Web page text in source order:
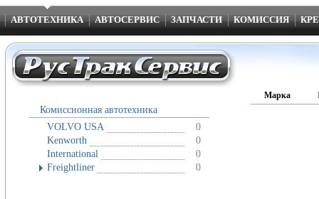
АВТОТЕХНИКА АВТОСЕРВИС ЗАПЧАСТИ КОМИССИЯ
Комиссионная автотехника
VOLVO USA
0
Kenworth
0
International
0
Freightliner
0
Марка